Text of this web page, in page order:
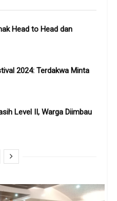
Head to Head dan
2024: Terdakwa Minta
Level II, Warga Diimbau